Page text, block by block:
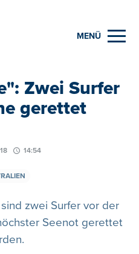
MENÜ
Zwei Surfer
gerettet
14:54
zwei Surfer vor der
Seenot gerettet